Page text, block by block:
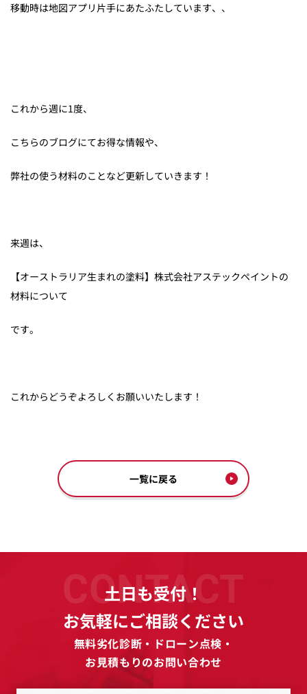
移動時は地図アプリ片手にあたふたしています、、
これから週に1度、
こちらのブログにてお得な情報や、
弊社の使う材料のことなど更新していきます！
来週は、
【オーストラリア生まれの塗料】株式会社アステックペイントの
材料について
です。
これからどうぞよろしくお願いいたします！
一覧に戻る
CONTACT
土日も受付！
お気軽にご相談ください
無料劣化診断・ドローン点検・
お見積もりのお問い合わせ